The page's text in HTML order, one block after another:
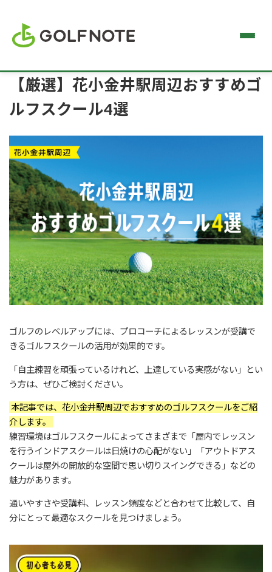
【厳選】花小金井駅周辺おすすめゴ
ルフスクール4選
ゴルフのレベルアップには、プロコーチによるレッスンが受講で
きるゴルフスクールの活用が効果的です。
「自主練習を頑張っているけれど、上達している実感がない」とい
う方は、ぜひご検討ください。
本記事では、花小金井駅周辺でおすすめのゴルフスクールをご紹
介します。
練習環境はゴルフスクールによってさまざまで「屋内でレッスン
を行うインドアスクールは日焼けの心配がない」「アウトドアス
クールは屋外の開放的な空間で思い切りスイングできる」などの
魅力があります。
通いやすさや受講料、レッスン頻度などと合わせて比較して、自
分にとって最適なスクールを見つけましょう。